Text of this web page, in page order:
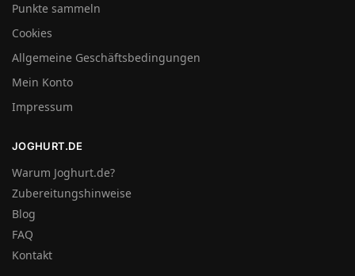
Punkte sammeln
Cookies
Allgemeine Geschäftsbedingungen
Mein Konto
Impressum
JOGHURT.DE
Warum Joghurt.de?
Zubereitungshinweise
Blog
FAQ
Kontakt